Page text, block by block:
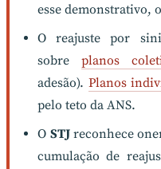
esse demonstrativo,
O reajuste por
sobre planos
adesão). Planos
pelo teto da ANS.
O STJreconhece
cumulação de